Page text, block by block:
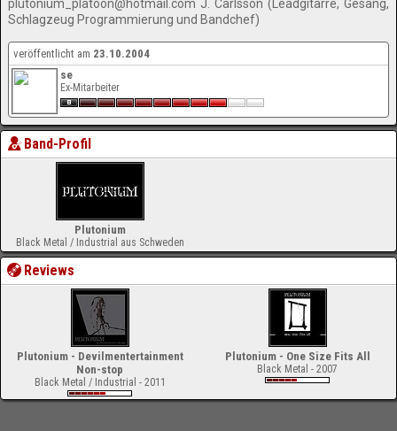
plutonium_platoon@hotmail.com J. Carlsson (Leadgitarre, Gesang,
Schlagzeug Programmierung und Bandchef)
veröffentlicht am 23.10.2004
se
Ex-Mitarbeiter
Band-Profil
Plutonium
Black Metal / Industrial aus Schweden
Reviews
Plutonium - Devilmentertainment
Non-stop
Black Metal / Industrial - 2011
Plutonium - One Size Fits All
Black Metal - 2007